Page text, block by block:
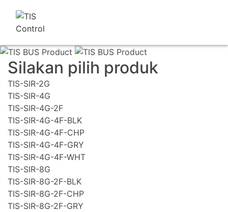
Silakan pilih produk
TIS-SIR-2G
TIS-SIR-4G
TIS-SIR-4G-2F
TIS-SIR-4G-4F-BLK
TIS-SIR-4G-4F-CHP
TIS-SIR-4G-4F-GRY
TIS-SIR-4G-4F-WHT
TIS-SIR-8G
TIS-SIR-8G-2F-BLK
TIS-SIR-8G-2F-CHP
TIS-SIR-8G-2F-GRY